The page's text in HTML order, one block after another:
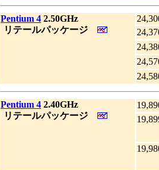
Pentium 4 2.50GHz
リテールパッケージ
Pentium 4 2.40GHz
リテールパッケージ